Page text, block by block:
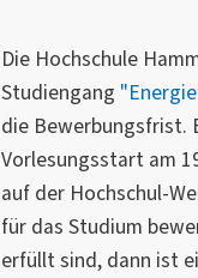
Die Hochschule
Studiengang
die Bewerbungsfrist.
Vorlesungsstart am
auf der Hochschul-
für das Studium
erfüllt sind, dann ist